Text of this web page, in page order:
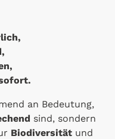
an Bedeutung,
sind, sondern
Biodiversität und